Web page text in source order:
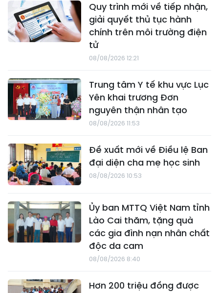
Quy trình mới về tiếp nhận,
giải quyết thủ tục hành
chính trên môi trường điện
tử
08/08/2026 12:21
Trung tâm Y tế khu vực Lục
Yên khai trương Đơn
nguyên thận nhân tạo
08/08/2026 11:53
Đề xuất mới về Điều lệ Ban
đại diện cha mẹ học sinh
08/08/2026 10:53
Ủy ban MTTQ Việt Nam tỉnh
Lào Cai thăm, tặng quà
các gia đình nạn nhân chất
độc da cam
08/08/2026 8:40
Hơn 200 triệu đồng được